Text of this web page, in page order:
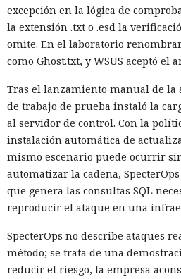
excepción en la lógica de
la extensión .txt o .esd la
omite. En el laboratorio
como Ghost.txt, y WSUS aceptó el
Tras el lanzamiento manual de la
de trabajo de prueba instaló la
al servidor de control. Con la
instalación automática de
mismo escenario puede ocurrir
automatizar la cadena,
que genera las consultas SQL
reproducir el ataque en una
SpecterOps no describe ataques
método; se trata de una
reducir el riesgo, la empresa